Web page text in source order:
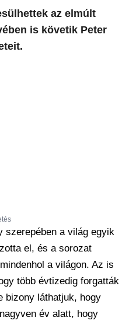
az elmúlt
is követik Peter
szerepében a világ egyik
el, és a sorozat
a világon. Az is
több évtizedig forgatták
bizony láthatjuk, hogy
év alatt, hogy